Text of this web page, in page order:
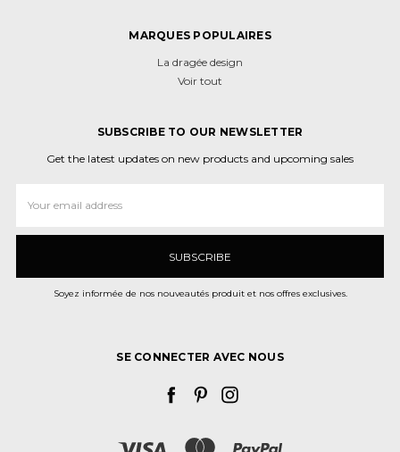
MARQUES POPULAIRES
La dragée design
Voir tout
SUBSCRIBE TO OUR NEWSLETTER
Get the latest updates on new products and upcoming sales
Soyez informée de nos nouveautés produit et nos offres exclusives.
SE CONNECTER AVEC NOUS